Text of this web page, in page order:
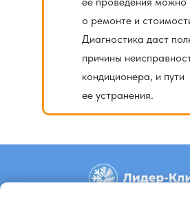
о ремонте и
Диагностика даст
причины
кондиционера, и пути
ее устранения.